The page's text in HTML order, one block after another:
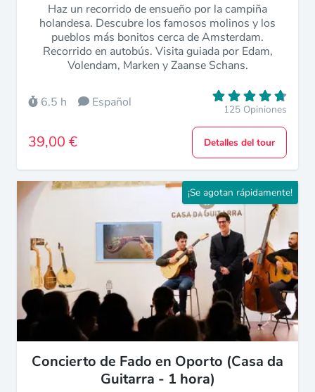
Haz un recorrido de ensueño por la campiña
holandesa. Descubre los famosos molinos y los
pueblos más bonitos cerca de Amsterdam.
Recorrido en autobús. Visita guiada por Edam,
Volendam, Marken y Zaanse Schans.
6.5 h Español 125 Opiniones
39,00 € Detalles del tour
¡Se agotan rápidamente!
Concierto de Fado en Oporto (Casa da
Guitarra - 1 hora)